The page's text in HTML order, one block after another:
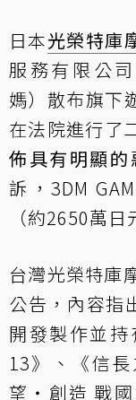
日本光榮特庫
服務有限公
媽）散布旗下
在法院進行了
佈具有明顯的
訴，3DM
（約2650萬日
台灣光榮特庫
公告，內容指
開發製作並
13》、《信
望・創造 戰